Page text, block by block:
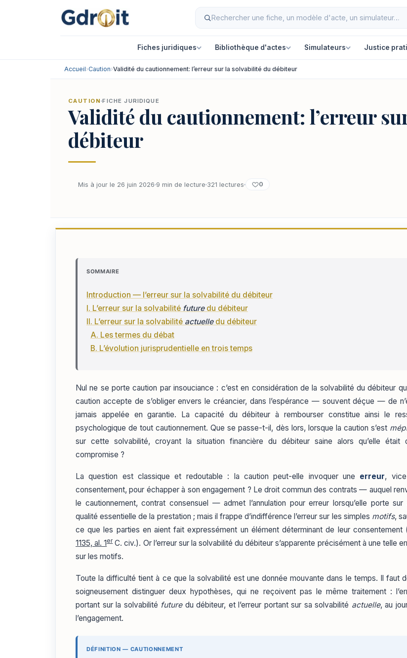
Fiches juridiques Bibliothèque d'actes Simulateurs Justice
Accueil›Caution›Validité du cautionnement: l’erreur sur la solvabilité du débiteur
CAUTION FICHE JURIDIQUE
Validité du cautionnement: l’erreur
débiteur
Mis à jour le 26 juin 2026 9 min de lecture 321 lectures 0
SOMMAIRE
Introduction — l’erreur sur la solvabilité du débiteur
I. L’erreur sur la solvabilité futuredu débiteur
II. L’erreur sur la solvabilité actuelledu débiteur
A. Les termes du débat
B. L’évolution jurisprudentielle en trois temps
Nul ne se porte caution par insouciance : c’est en considération de la solvabilité du débiteur
caution accepte de s’obliger envers le créancier, dans l’espérance — souvent déçue — de
jamais appelée en garantie. La capacité du débiteur à rembourser constitue ainsi le
psychologique de tout cautionnement. Que se passe-t-il, dès lors, lorsque la caution s’est
sur cette solvabilité, croyant la situation financière du débiteur saine alors qu’elle était
compromise ?
La question est classique et redoutable : la caution peut-elle invoquer une erreur,
consentement, pour échapper à son engagement ? Le droit commun des contrats — auquel
le cautionnement, contrat consensuel — admet l’annulation pour erreur lorsqu’elle porte sur
qualité essentielle de la prestation ; mais il frappe d’indifférence l’erreur sur les simples motifs,
ce que les parties en aient fait expressément un élément déterminant de leur consentement
1135, al. 1erC. civ.). Or l’erreur sur la solvabilité du débiteur s’apparente précisément à une telle
sur les motifs.
Toute la difficulté tient à ce que la solvabilité est une donnée mouvante dans le temps. Il faut
soigneusement distinguer deux hypothèses, qui ne reçoivent pas le même traitement :
portant sur la solvabilité futuredu débiteur, et l’erreur portant sur sa solvabilité actuelle, au
l’engagement.
DÉFINITION — CAUTIONNEMENT